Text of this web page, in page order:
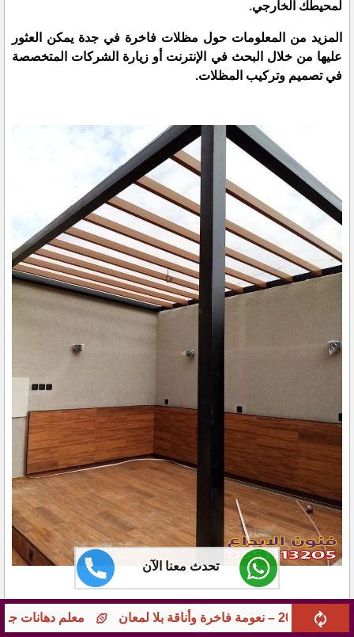
تحدث معنا الآن
معلم دهانات جوامع ومؤسسات بجدة – تشطيبات راقية 0551113205
لمحيطك الخارجي.
المزيد من المعلومات حول مظلات فاخرة في جدة يمكن العثور
عليها من خلال البحث في الإنترنت أو زيارة الشركات المتخصصة
في تصميم وتركيب المظلات.